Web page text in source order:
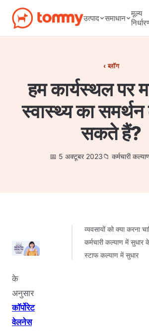
उत्पाद समाधान
मूल्य
ब्लॉग
हम कार्यस्थल पर
स्वास्थ्य का
सकते हैं?
5 अक्टूबर 2023 कर्मचारी
के
अनुसार
कॉर्पोरेट
वेलनेस
व्यवसायों को क्या करना
कर्मचारी कल्याण में सुधार
स्टाफ कल्याण में सुधार